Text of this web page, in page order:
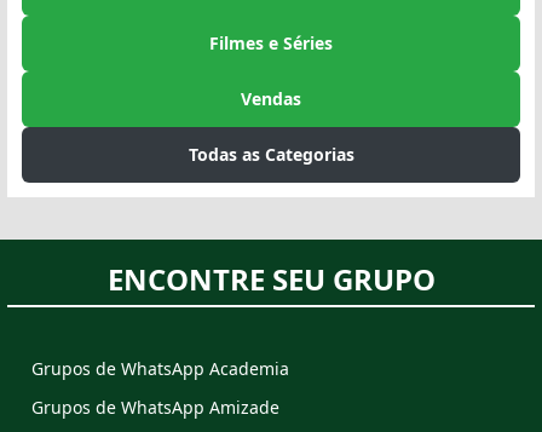
Filmes e Séries
Vendas
Todas as Categorias
ENCONTRE SEU GRUPO
Grupos de WhatsApp Academia
Grupos de WhatsApp Amizade